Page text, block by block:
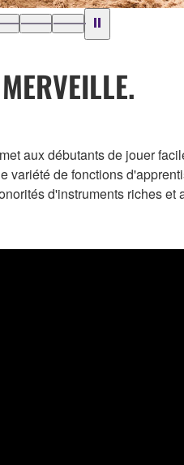
aux débutants de jouer
de fonctions
d'instruments riches